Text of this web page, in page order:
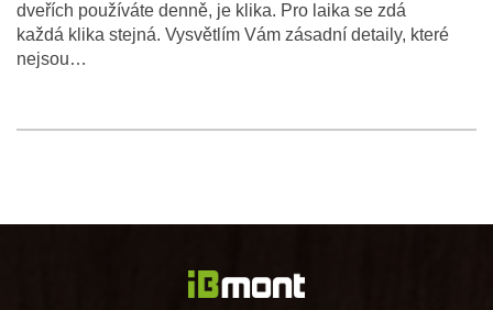
dveřích používáte denně, je klika. Pro laika se zdá
každá klika stejná. Vysvětlím Vám zásadní detaily, které
nejsou…